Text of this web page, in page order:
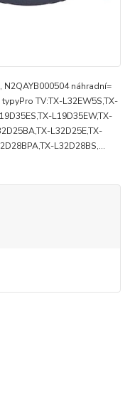
náhradní=
TV:TX-L32EW5S,TX-
L19D35EW,TX-
L32D25E,TX-
L32D28BS,...